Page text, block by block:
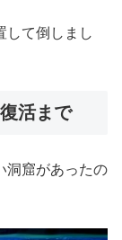
して倒しまし
活まで
洞窟があったの